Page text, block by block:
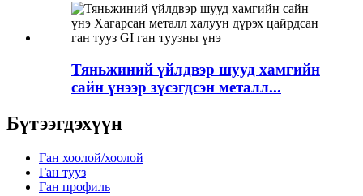
Тяньжиний үйлдвэр шууд хамгийн
сайн үнээр зүсэгдсэн металл...
Бүтээгдэхүүн
Ган хоолой/хоолой
Ган тууз
Ган профиль